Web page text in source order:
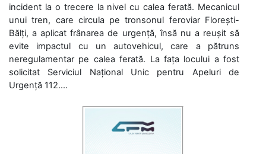
incident la o trecere la nivel cu calea ferată. Mecanicul
unui tren, care circula pe tronsonul feroviar Florești-
Bălți, a aplicat frânarea de urgență, însă nu a reușit să
evite impactul cu un autovehicul, care a pătruns
neregulamentar pe calea ferată. La fața locului a fost
solicitat Serviciul Național Unic pentru Apeluri de
Urgență 112....